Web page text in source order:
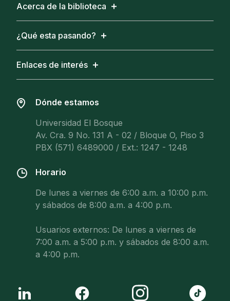
Acerca de la biblioteca
¿Qué esta pasando?
Enlaces de interés
Dónde estamos
Universidad El Bosque
Av. Cra. 9 No. 131 A - 02 / Bloque O, Piso 3
PBX (571) 6489000 / Ext.: 1247 - 1248
Horario
De lunes a viernes de 6:00 a.m. a 10:00 p.m.
y sábados de 8:00 a.m. a 4:00 p.m.
Usuarios externos: De lunes a viernes de
7:00 a.m. a 5:00 p.m. y sábados de 8:00 a.m.
a 4:00 p.m.